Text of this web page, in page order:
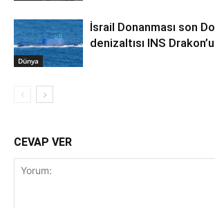
Dünya
İsrail Donanması son
denizaltısı INS
CEVAP VER